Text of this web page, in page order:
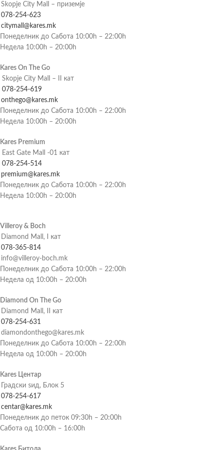
Skopje City Mall – приземје
078-254-623
citymall@kares.mk
Понеделник до Сабота 10:00h – 22:00h
Недела 10:00h – 20:00h
Kares On The Go
Skopje City Mall – II кат
078-254-619
onthego@kares.mk
Понеделник до Сабота 10:00h – 22:00h
Недела 10:00h – 20:00h
Kares Premium
East Gate Mall -01 кат
078-254-514
premium@kares.mk
Понеделник до Сабота 10:00h – 22:00h
Недела 10:00h – 20:00h
Villeroy & Boch
Diamond Mall, I кат
078-365-814
info@villeroy-boch.mk
Понеделник до Сабота 10:00h – 22:00h
Недела од 10:00h – 20:00h
Diamond On The Go
Diamond Mall, II кат
078-254-631
diamondonthego@kares.mk
Понеделник до Сабота 10:00h – 22:00h
Недела од 10:00h – 20:00h
Kares Центар
Градски ѕид, Блок 5
078-254-617
centar@kares.mk
Понеделник до петок 09:30h – 20:00h
Сабота од 10:00h – 16:00h